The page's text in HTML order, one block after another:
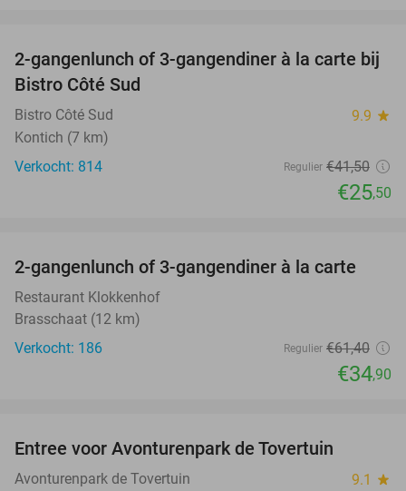
39%
2-gangenlunch of 3-gangendiner à la carte bij
Bistro Côté Sud
Bistro Côté Sud 9.9 star
Kontich (7 km)
Verkocht: 814
Regulier €41,50
€25,50
43%
2-gangenlunch of 3-gangendiner à la carte
Restaurant Klokkenhof
Brasschaat (12 km)
Verkocht: 186
Regulier €61,40
€34,90
Entree voor Avonturenpark de Tovertuin
Avonturenpark de Tovertuin 9.1 star